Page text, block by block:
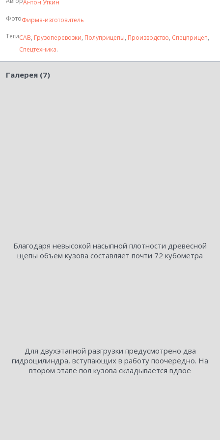
Антон Уткин
ФотоФирма-изготовитель
ТегиCAB, Грузоперевозки, Полуприцепы, Производство, Спецприцеп,
Спецтехника.
Галерея (7)
Благодаря невысокой насыпной плотности древесной
щепы объем кузова составляет почти 72 кубометра
Для двухэтапной разгрузки предусмотрено два
гидроцилиндра, вступающих в работу поочередно. На
втором этапе пол кузова складывается вдвое